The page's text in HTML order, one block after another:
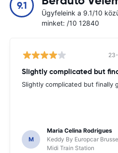
9.1
Ügyfeleink a 9.1/10
minket: /10 12840
Slightly complicated but
Slightly complicated but finally
M
Maria Celina Rodrigues
Keddy By Europcar
Midi Train Station